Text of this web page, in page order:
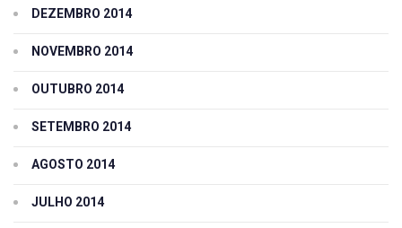
DEZEMBRO 2014
NOVEMBRO 2014
OUTUBRO 2014
SETEMBRO 2014
AGOSTO 2014
JULHO 2014